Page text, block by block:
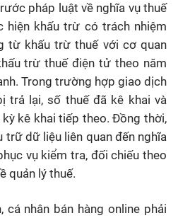
pháp luật về nghĩa vụ thuế
hiện khấu trừ có trách nhiệm
từ khấu trừ thuế với cơ quan
trừ thuế điện tử theo năm
Trong trường hợp giao dịch
trả lại, số thuế đã kê khai và
kê khai tiếp theo. Đồng thời,
dữ liệu liên quan đến nghĩa
vụ kiểm tra, đối chiếu theo
quản lý thuế.
cá nhân bán hàng online phải